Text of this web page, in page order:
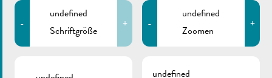
Fotos ©Maë Sistermann Photography
-
undefined
Schriftgröße
+ -
undefined
Zoomen
+
undefined